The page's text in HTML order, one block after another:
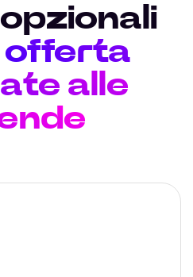
offerta
alle